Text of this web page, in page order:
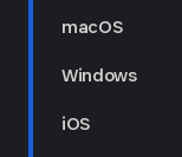
macOS
Windows
iOS